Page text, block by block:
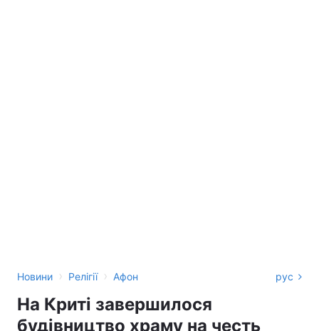
Новини › Релігії › Афон рус
На Криті завершилося
будівництво храму на честь